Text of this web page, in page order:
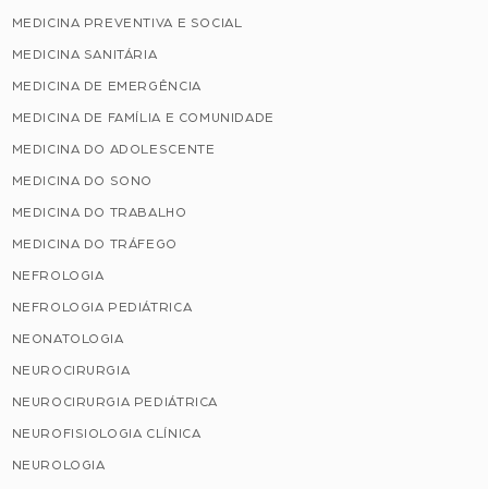
MEDICINA PREVENTIVA E SOCIAL
MEDICINA SANITÁRIA
MEDICINA DE EMERGÊNCIA
MEDICINA DE FAMÍLIA E COMUNIDADE
MEDICINA DO ADOLESCENTE
MEDICINA DO SONO
MEDICINA DO TRABALHO
MEDICINA DO TRÁFEGO
NEFROLOGIA
NEFROLOGIA PEDIÁTRICA
NEONATOLOGIA
NEUROCIRURGIA
NEUROCIRURGIA PEDIÁTRICA
NEUROFISIOLOGIA CLÍNICA
NEUROLOGIA